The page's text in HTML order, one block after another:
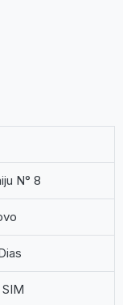
N° 8
SIM